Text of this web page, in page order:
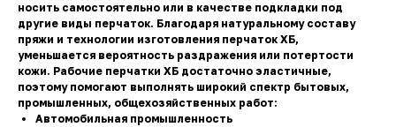
носить самостоятельно или в качестве подкладки под
другие виды перчаток. Благодаря натуральному составу
пряжи и технологии изготовления перчаток ХБ,
уменьшается вероятность раздражения или потертости
кожи. Рабочие перчатки ХБ достаточно эластичные,
поэтому помогают выполнять широкий спектр бытовых,
промышленных, общехозяйственных работ:
Автомобильная промышленность